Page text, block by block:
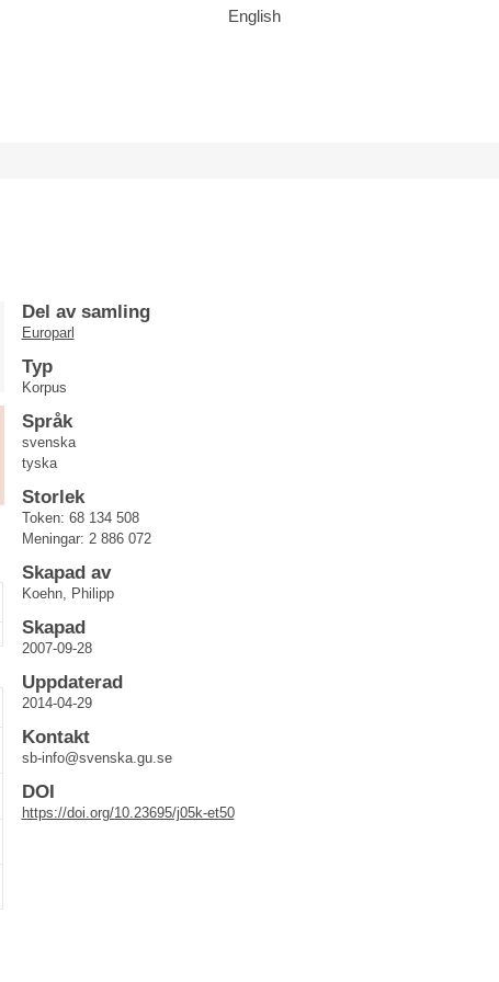
English
Del av samling
Europarl
Typ
Korpus
Språk
svenska
tyska
Storlek
Token: 68 134 508
Meningar: 2 886 072
Skapad av
Koehn, Philipp
Skapad
2007-09-28
Uppdaterad
2014-04-29
Kontakt
sb-info@svenska.gu.se
DOI
https://doi.org/10.23695/j05k-et50